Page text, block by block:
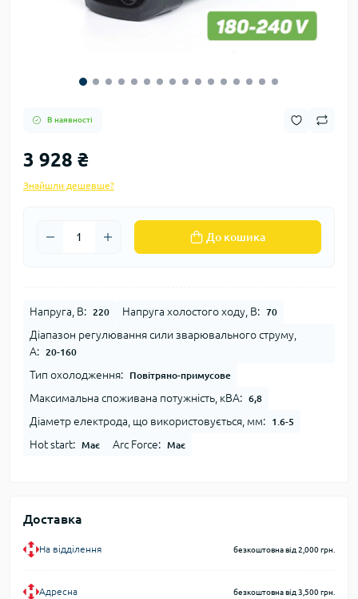
В наявності
3 928 ₴
Знайшли дешевше?
До кошика
Напруга, В: 220 Напруга холостого ходу, В: 70
Діапазон регулювання сили зварювального струму,
А:
20-160
Тип охолодження: Повітряно-примусове
Максимальна споживана потужність, кВА: 6,8
Діаметр електрода, що використовується, мм: 1.6-5
Hot start: Має Arc Force: Має
Доставка
На відділення безкоштовна від 2,000 грн.
Адресна безкоштовна від 3,500 грн.